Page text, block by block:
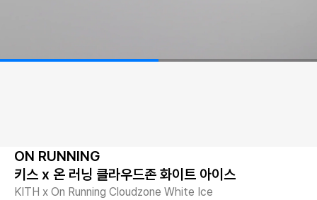
ON RUNNING
키스 x 온 러닝 클라우드존 화이트 아이스
KITH x On Running Cloudzone White Ice